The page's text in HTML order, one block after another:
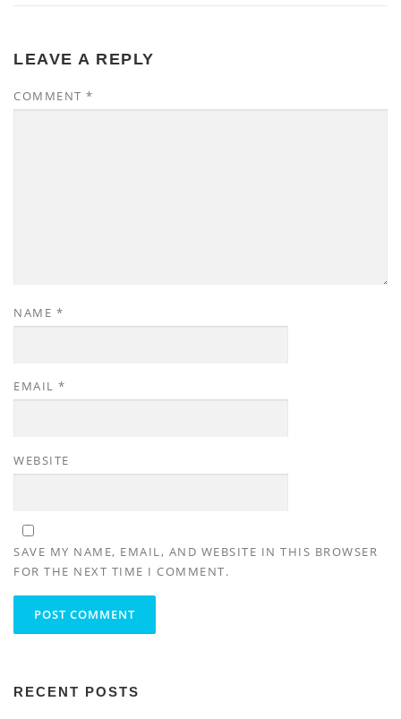
LEAVE A REPLY
COMMENT *
NAME *
EMAIL *
WEBSITE
SAVE MY NAME, EMAIL, AND WEBSITE IN THIS BROWSER
FOR THE NEXT TIME I COMMENT.
RECENT POSTS